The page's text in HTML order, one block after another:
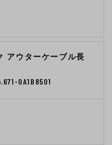
アウターケーブル長
0A1B8501